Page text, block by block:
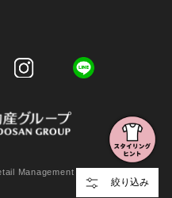
絞り込み
Management Co., Ltd.